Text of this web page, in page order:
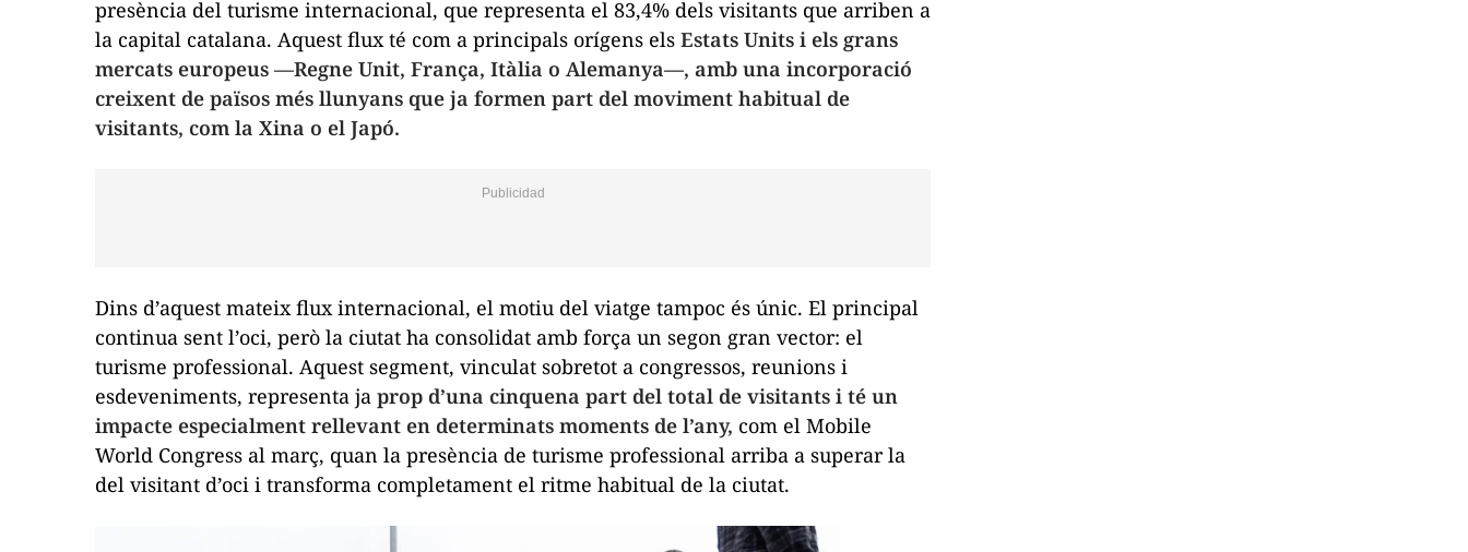
presència del turisme internacional, que representa el 83,4% dels visitants que arriben a
la capital catalana. Aquest flux té com a principals orígens els Estats Units i els grans
mercats europeus —Regne Unit, França, Itàlia o Alemanya—, amb una incorporació
creixent de països més llunyans que ja formen part del moviment habitual de
visitants, com la Xina o el Japó.
Dins d’aquest mateix flux internacional, el motiu del viatge tampoc és únic. El principal
continua sent l’oci, però la ciutat ha consolidat amb força un segon gran vector: el
turisme professional. Aquest segment, vinculat sobretot a congressos, reunions i
esdeveniments, representa ja prop d’una cinquena part del total de visitants i té un
impacte especialment rellevant en determinats moments de l’any, com el Mobile
World Congress al març, quan la presència de turisme professional arriba a superar la
del visitant d’oci i transforma completament el ritme habitual de la ciutat.